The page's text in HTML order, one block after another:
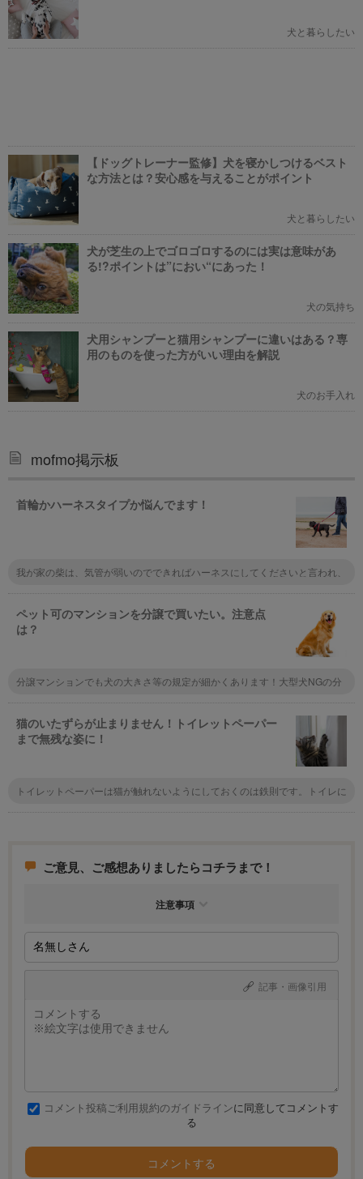
犬と暮らしたい
【ドッグトレーナー監修】犬を寝かしつけるベスト
な方法とは？安心感を与えることがポイント
犬と暮らしたい
犬が芝生の上でゴロゴロするのには実は意味があ
る!?ポイントは”におい“にあった！
犬の気持ち
犬用シャンプーと猫用シャンプーに違いはある？専
用のものを使った方がいい理由を解説
犬のお手入れ
mofmo掲示板
首輪かハーネスタイプか悩んでます！
我が家の柴は、気管が弱いのでできればハーネスにしてくださいと言われ、
プは入っていますが、もしもの時のために首輪に迷子札をつけています。
ペット可のマンションを分譲で買いたい。注意点
は？
分譲マンションでも犬の大きさ等の規定が細かくあります！大型犬NGの分
猫のいたずらが止まりません！トイレットペーパー
まで無残な姿に！
トイレットペーパーは猫が触れないようにしておくのは鉄則です。トイレに
くぐらいの対策はしないと猫のイタズラを予防しきれません。加齢とともに
ご意見、ご感想ありましたらコチラまで！
注意事項
記事・画像引用
コメント投稿ご利用規約のガイドラインに同意してコメントす
る
コメントする